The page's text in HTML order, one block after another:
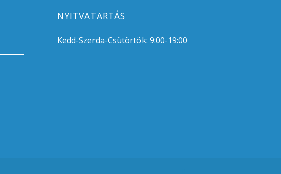
NYITVATARTÁS
Kedd-Szerda-Csütörtök: 9:00-19:00